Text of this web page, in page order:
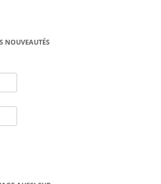
NOUVEAUTÉS